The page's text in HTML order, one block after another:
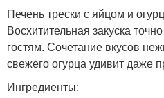
Печень трески с яйцом и
Восхитительная закуска
гостям. Сочетание вкусов
свежего огурца удивит даже
Ингредиенты: